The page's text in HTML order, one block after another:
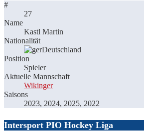
#
27
Name
Kastl Martin
Nationalität
Deutschland
Position
Spieler
Aktuelle Mannschaft
Wikinger
Saisons
2023, 2024, 2025, 2022
Intersport PIO Hockey Liga